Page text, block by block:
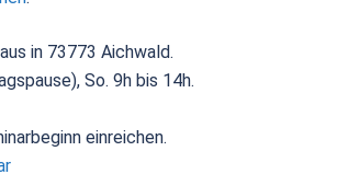
in 73773 Aichwald.
So. 9h bis 14h.
einreichen.